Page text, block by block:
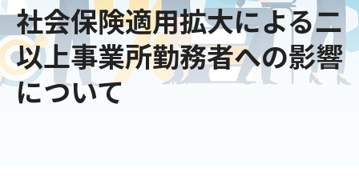
社会保険適用拡大による二
以上事業所勤務者への影響
について